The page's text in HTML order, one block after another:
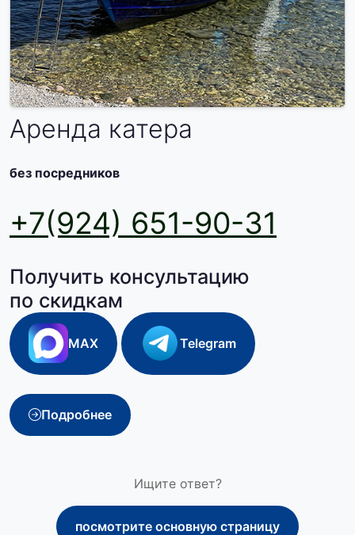
Аренда катера
без посредников
+7(924) 651-90-31
Получить консультацию
по скидкам
MAX Telegram
Подробнее
Ищите ответ?
посмотрите основную страницу